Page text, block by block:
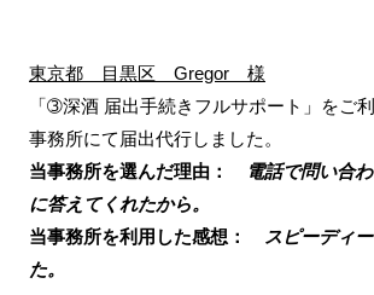
東京都 目黒区 Gregor 様
「➂深酒 届出手続きフルサポート」をご
事務所にて届出代行しました。
当事務所を選んだ理由：
電話で問い合
に答えてくれたから。
当事務所を利用した感想：
スピーディー
た。